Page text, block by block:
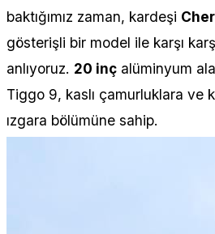
baktığımız zaman, kardeşi
gösterişli bir model ile karşı
anlıyoruz. 20 inç alüminyum
Tiggo 9, kaslı çamurluklara ve
ızgara bölümüne sahip.